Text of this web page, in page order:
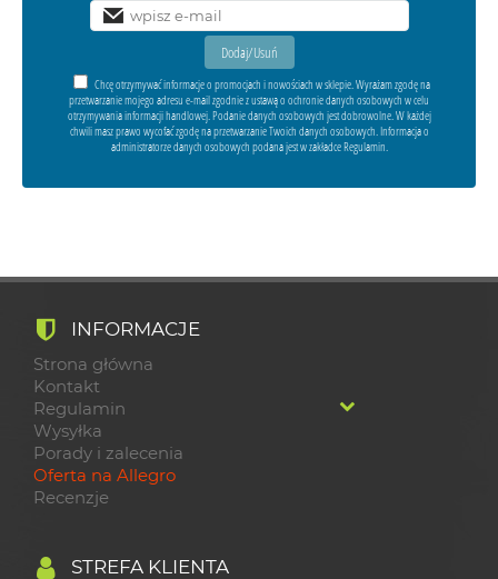
Chcę otrzymywać informacje o promocjach i nowościach w sklepie. Wyrażam zgodę na
przetwarzanie mojego adresu e-mail zgodnie z ustawą o ochronie danych osobowych w celu
otrzymywania informacji handlowej. Podanie danych osobowych jest dobrowolne. W każdej
chwili masz prawo wycofać zgodę na przetwarzanie Twoich danych osobowych. Informacja o
administratorze danych osobowych podana jest w zakładce Regulamin.
INFORMACJE
Strona główna
Kontakt
Regulamin
Wysyłka
Porady i zalecenia
Oferta na Allegro
Recenzje
STREFA KLIENTA